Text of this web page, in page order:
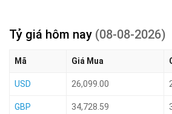
Tỷ giá hôm nay (08-08-2026)
Mã Giá Mua
USD 26,099.00
GBP 34,728.59